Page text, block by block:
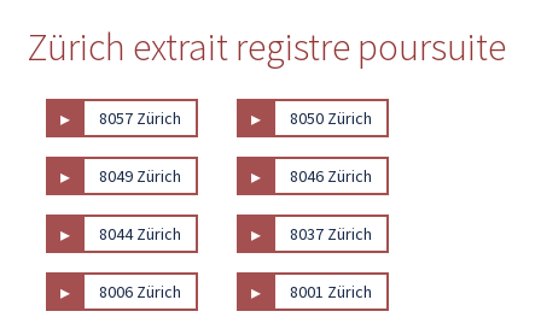
Zürich extrait registre poursuite
▸ 8057 Zürich ▸ 8050 Zürich
▸ 8049 Zürich ▸ 8046 Zürich
▸ 8044 Zürich ▸ 8037 Zürich
▸ 8006 Zürich ▸ 8001 Zürich